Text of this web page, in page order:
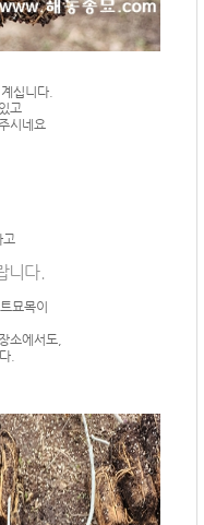
십니다.
고
시네요
고
니다.
묘목이
소에서도,
.